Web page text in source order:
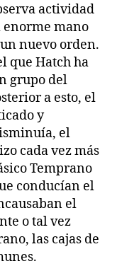
actividad
mano
nuevo orden.
que Hatch ha
grupo del
a esto, el
y
el
cada vez más
Temprano
conducían el
el
o tal vez
las cajas de